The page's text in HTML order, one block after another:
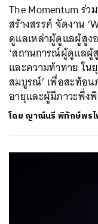
The Momentum ร่
สร้างสรรค์ จัดงาน
ดูแลเหล่าผู้ดูแลผู้สูง
‘สถานการณ์ผู้ดูแลผู้
และความท้าทาย ใน
สมบูรณ์’ เพื่อสะท้อ
อายุและผู้มีภาวะพึ่ง
โดย ญาณ์นรี พิทักษ์พร
ค้นหา